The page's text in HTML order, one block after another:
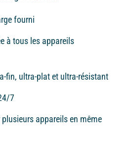
fourni
à tous les appareils
fin, ultra-plat et ultra-résistant
7
plusieurs appareils en même